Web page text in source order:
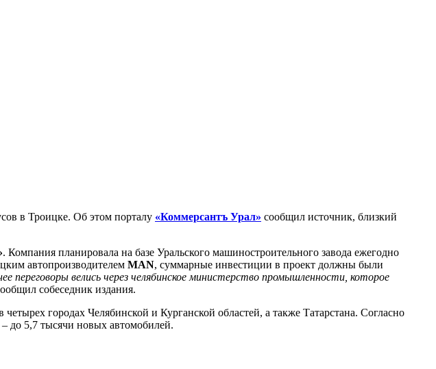
в Троицке. Об этом порталу «Коммерсантъ Урал» сообщил источник, близкий
. Компания планировала на базе Уральского машиностроительного завода ежегодно
автопроизводителем MAN, суммарные инвестиции в проект должны были
переговоры велись через челябинское министерство промышленности, которое
собеседник издания.
четырех городах Челябинской и Курганской областей, а также Татарстана. Согласно
до 5,7 тысячи новых автомобилей.